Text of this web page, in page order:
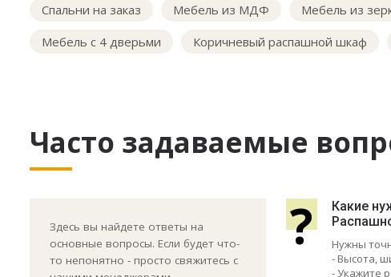
Спальни на заказ Мебель из МДФ Мебель из
Мебель с 4 дверьми
Коричневый распашной шкаф
Часто задаваемые
Здесь вы найдете ответы на
основные вопросы. Если будет что-
то непонятно - просто свяжитесь с
?
Какие
Нужны
- Высота,
- Укажите